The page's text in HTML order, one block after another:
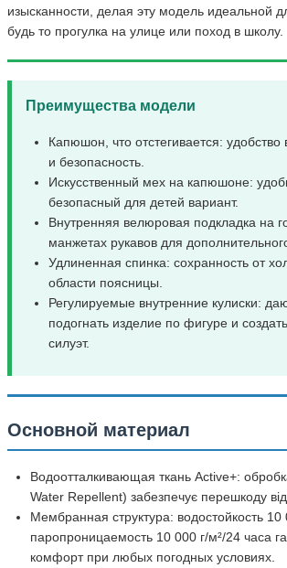
изысканности, делая эту модель идеальной
будь то прогулка на улице или поход в школу.
Преимущества модели
Капюшон, что отстегивается: удобство
и безопасность.
Искусственный мех на капюшоне:
безопасный для детей вариант.
Внутренняя велюровая подкладка на
манжетах рукавов для
Удлиненная спинка: сохранность от
области поясницы.
Регулируемые внутренние кулиски:
подогнать изделие по фигуре и
силуэт.
Основной материал
Водоотталкивающая ткань Active+:
Water Repellent) забезпечує перешкоду
Мембранная структура: водостойкость
паропроницаемость 10 000 г/м²/24 часа
комфорт при любых погодных условиях.